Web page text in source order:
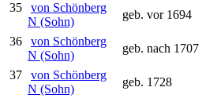
35
von Schönberg
N (Sohn)
geb. vor 1694
36
von Schönberg
N (Sohn)
geb. nach 1707
37
von Schönberg
N (Sohn)
geb. 1728